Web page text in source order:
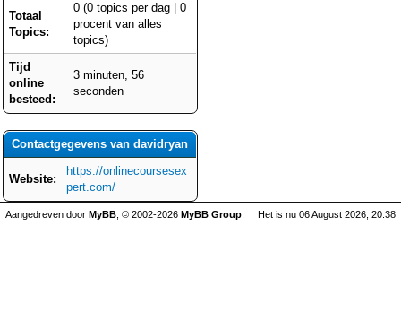
Totaal
Topics:
0 (0 topics per dag | 0
procent van alles
topics)
Tijd
online
besteed:
3 minuten, 56
seconden
Contactgegevens van davidryan
Website:
https://onlinecoursesex
pert.com/
Het is nu 06 August 2026, 20:38
Aangedreven door MyBB , © 2002-2026 MyBB Group